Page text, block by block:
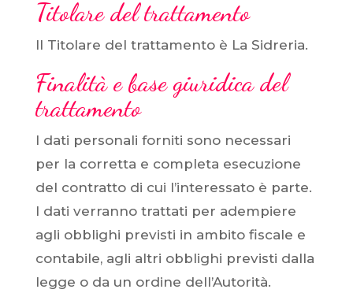
Titolare del trattamento
Il Titolare del trattamento è La Sidreria.
Finalità e base giuridica del
trattamento
I dati personali forniti sono necessari
per la corretta e completa esecuzione
del contratto di cui l’interessato è parte.
I dati verranno trattati per adempiere
agli obblighi previsti in ambito fiscale e
contabile, agli altri obblighi previsti dalla
legge o da un ordine dell’Autorità.